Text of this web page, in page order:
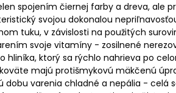
spojením čiernej farby a dreva,
svojou dokonalou
tuku, v závislosti na použitých
svoje vitamíny - zosilnené
hliníka, ktorý sa rýchlo nahrieva po
majú protišmykovú mäkčenú
varenia chladné a nepália - celá